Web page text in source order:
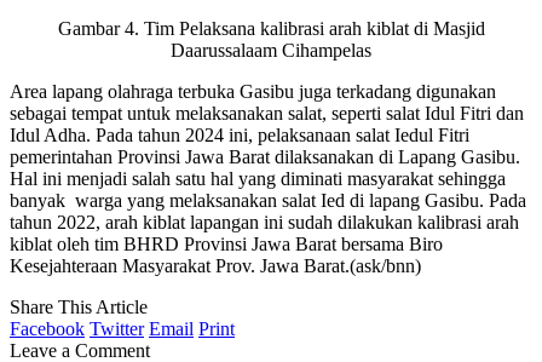
Gambar 4. Tim Pelaksana kalibrasi arah kiblat di Masjid
Daarussalaam Cihampelas
Area lapang olahraga terbuka Gasibu juga terkadang digunakan
sebagai tempat untuk melaksanakan salat, seperti salat Idul Fitri dan
Idul Adha. Pada tahun 2024 ini, pelaksanaan salat Iedul Fitri
pemerintahan Provinsi Jawa Barat dilaksanakan di Lapang Gasibu.
Hal ini menjadi salah satu hal yang diminati masyarakat sehingga
banyak warga yang melaksanakan salat Ied di lapang Gasibu. Pada
tahun 2022, arah kiblat lapangan ini sudah dilakukan kalibrasi arah
kiblat oleh tim BHRD Provinsi Jawa Barat bersama Biro
Kesejahteraan Masyarakat Prov. Jawa Barat.(ask/bnn)
Share This Article
Facebook Twitter Email Print
Leave a Comment